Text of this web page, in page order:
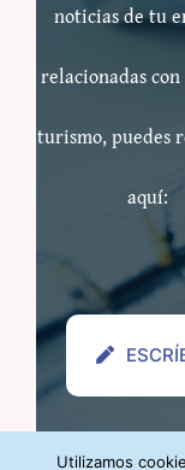
noticias de tu
relacionadas
turismo, puedes
aquí:
Utilizamos